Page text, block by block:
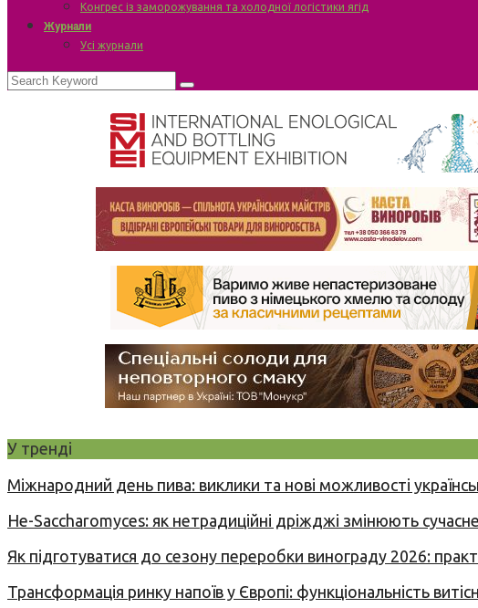
Конгрес із заморожування та холодної логістики ягід
Журнали
Усі журнали
У тренді
Міжнародний день пива: виклики та нові можливості
Не-Saccharomyces: як нетрадиційні дріжджі змінюють
Як підготуватися до сезону переробки винограду 2026:
Трансформація ринку напоїв у Європі: функціональність